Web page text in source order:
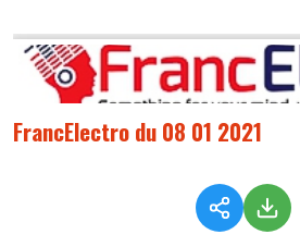
FrancElectro du 08 01 2021